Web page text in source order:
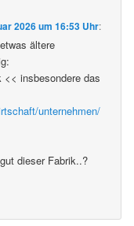
2026 um 16:53 Uhr:
ältere
<< insbesondere das
unternehmen/
dieser Fabrik..?